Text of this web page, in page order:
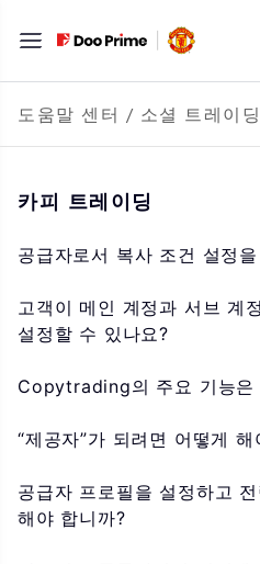
자
로
바
로
기
도움말 센터 / 소셜 트레이딩
카피 트레이딩
공급자로서 복사 조건 설정
고객이 메인 계정과 서브 계
설정할 수 있나요?
Copytrading의 주요 기능은
“제공자”가 되려면 어떻게
공급자 프로필을 설정하고
해야 합니까?